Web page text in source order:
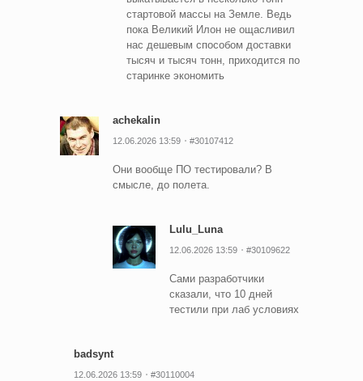
стартовой массы на Земле. Ведь
пока Великий Илон не ощасливил
нас дешевым способом доставки
тысяч и тысяч тонн, приходится по
старинке экономить
achekalin
12.06.2026 13:59 #30107412
Они вообще ПО тестировали? В
смысле, до полета.
Lulu_Luna
12.06.2026 13:59 #30109622
Сами разработчики
сказали, что 10 дней
тестили при лаб условиях
badsynt
12.06.2026 13:59 #30110004